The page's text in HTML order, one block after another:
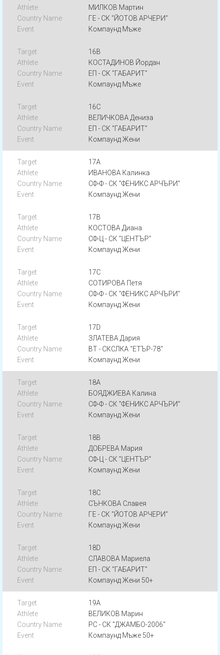
МИЛКОВ Мартин
ГЕ - СК "ЙОТОВ АРЧЕРИ"
Компаунд Мъже
16B
КОСТАДИНОВ Йордан
ЕП - СК "ГАБАРИТ"
Компаунд Мъже
16C
ВЕЛИЧКОВА Дениза
ЕП - СК "ГАБАРИТ"
Компаунд Жени
17A
ИВАНОВА Калинка
СФ-Ф - СК "ФЕНИКС АРЧЪРИ"
Компаунд Жени
17B
КОСТОВА Диана
СФ-Ц - СК "ЦЕНТЪР"
Компаунд Жени
17C
СОТИРОВА Петя
СФ-Ф - СК "ФЕНИКС АРЧЪРИ"
Компаунд Жени
17D
ЗЛАТЕВА Дария
ВТ - СКСЛКА "ЕТЪР-78"
Компаунд Жени
18A
БОЯДЖИЕВА Калина
СФ-Ф - СК "ФЕНИКС АРЧЪРИ"
Компаунд Жени
18B
ДОБРЕВА Мария
СФ-Ц - СК "ЦЕНТЪР"
Компаунд Жени
18C
СЪНКОВА Славея
ГЕ - СК "ЙОТОВ АРЧЕРИ"
Компаунд Жени
18D
СЛАВОВА Мариела
ЕП - СК "ГАБАРИТ"
Компаунд Жени 50+
19A
ВЕЛИКОВ Марин
РС - СК "ДЖАМБО-2006"
Компаунд Мъже 50+